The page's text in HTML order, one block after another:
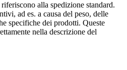
alla spedizione standard.
ad es. a causa del peso, delle
specifiche dei prodotti. Queste
nella descrizione del